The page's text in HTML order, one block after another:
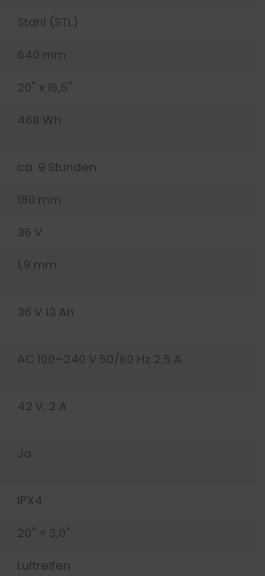
Stahl (STL)
640 mm
20" x 16,5"
468 Wh
ca. 9 Stunden
180 mm
36 V
1,9 mm
36 V 13 Ah
AC 100–240 V 50/60 Hz 2,5 A
42 V, 2 A
Ja
IPX4
20" × 3,0"
Luftreifen